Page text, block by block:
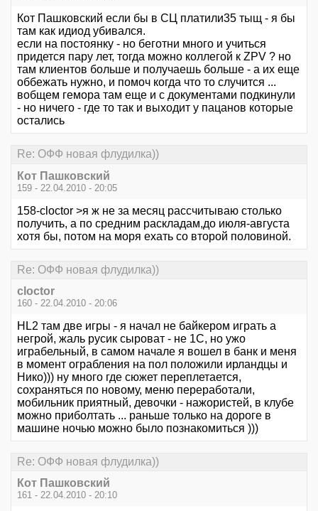
Кот Пашковский если бы в СЦ платили35 тыщ - я бы
там как идиод убивался.
если на постоянку - но беготни много и учиться
придется пару лет, тогда можно коллегой к ZPV ? но
там клиентов больше и получаешь больше - а их еще
оббежать нужно, и помоч когда что то случится ...
вобщем гемора там еще и с документами подкинули
- но ничего - где то так и выходит у пацанов которые
остались
Re: ОФФ новая флудилка))
Кот Пашковский
159 - 22.04.2010 - 20:05
158-cloctor >я ж не за месяц рассчитываю столько
получить, а по средним раскладам,до июля-августа
хотя бы, потом на моря ехать со второй половиной.
Re: ОФФ новая флудилка))
cloctor
160 - 22.04.2010 - 20:06
HL2 там две игры - я начал не байкером играть а
негрой, жаль русик сыроват - не 1С, но ужо
играбельный, в самом начале я вошел в банк и меня
в момент ограбления на пол положили ирландцы и
Нико))) ну много где сюжет переплетается,
сохраняться по новому, меню переработали,
мобильник приятный, девочки - нажористей, в клубе
можно приболтать ... раньше только на дороге в
машине ночью можно было познакомиться )))
Re: ОФФ новая флудилка))
Кот Пашковский
161 - 22.04.2010 - 20:10